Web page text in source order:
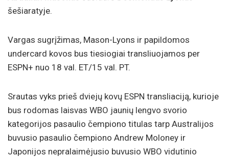
šešiaratyje.
Vargas sugrįžimas, Mason-Lyons ir papildomos
undercard kovos bus tiesiogiai transliuojamos per
ESPN+ nuo 18 val. ET/15 val. PT.
Srautas vyks prieš dviejų kovų ESPN transliaciją, kurioje
bus rodomas laisvas WBO jaunių lengvo svorio
kategorijos pasaulio čempiono titulas tarp Australijos
buvusio pasaulio čempiono Andrew Moloney ir
Japonijos nepralaimėjusio buvusio WBO vidutinio